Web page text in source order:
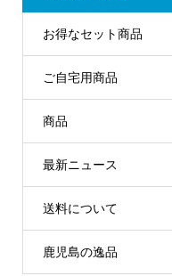
お得なセット商品
ご自宅用商品
商品
最新ニュース
送料について
鹿児島の逸品